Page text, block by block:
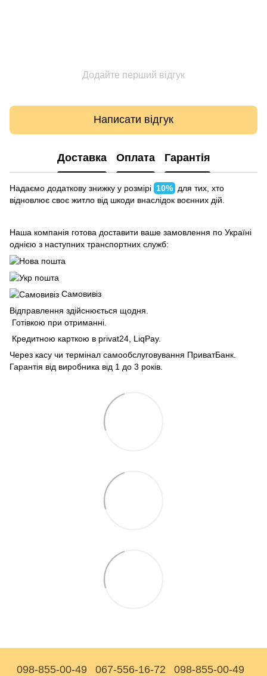
Додайте перший відгук
Написати відгук
Доставка Оплата Гарантія
Надаємо додаткову знижку у розмірі 10% для тих, хто
відновлює своє житло від шкоди внаслідок воєнних дій.
Наша компанія готова доставити ваше замовлення по Україні
однією з наступних транспортних служб:
Самовивіз
Відправлення здійснюється щодня.
Готівкою при отриманні.
Кредитною карткою в privat24, LiqPay.
Через касу чи термінал самообслуговування ПриватБанк.
Гарантія від виробника від 1 до 3 років.
098-855-00-49 067-556-16-72 098-855-00-49